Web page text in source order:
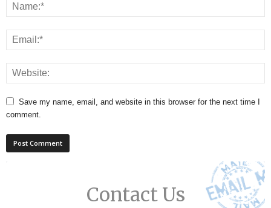
Save my name, email, and website in this browser for the next time I
comment.
Contact Us